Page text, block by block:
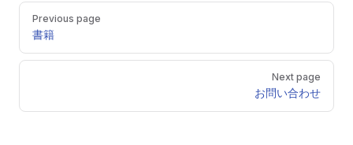
Previous page
書籍
Next page
お問い合わせ